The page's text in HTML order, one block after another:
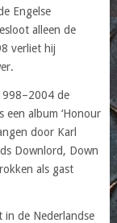
Engelse
alleen de
verliet hij
de
een album ‘Honour
door Karl
Downlord, Down
als gast
de Nederlandse